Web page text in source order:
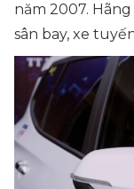
năm 2007.
sân bay, xe